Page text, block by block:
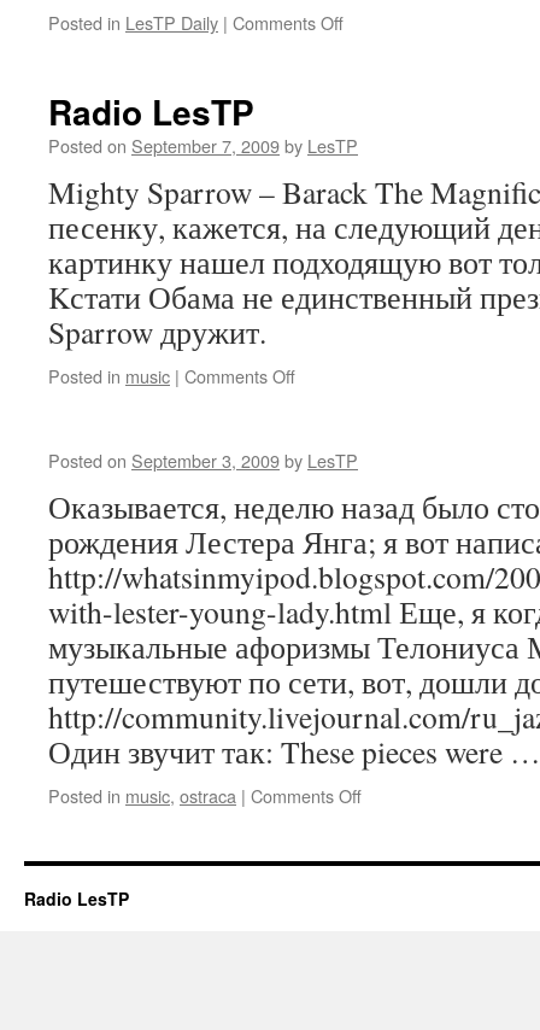
Posted in LesTP Daily | Comments Offon
Radio LesTP
Posted on September 7, 2009by LesTP
Mighty Sparrow – Barack The
песенку, кажется, на следующий
картинку нашел подходящую вот
Kстати Обама не единственный
Sparrow дружит.
Posted in music | Comments Offon
Posted on September 3, 2009by LesTP
Оказывается, неделю назад было
рождения Лестера Янга; я вот
http://whatsinmyipod.blogspot.com/
with-lester-young-lady.html Еще, я
музыкальные афоризмы
путешествуют по сети, вот, дошли
http://community.livejournal.com/
Один звучит так: These pieces were
Posted in music, ostraca | Comments Offon
Radio LesTP